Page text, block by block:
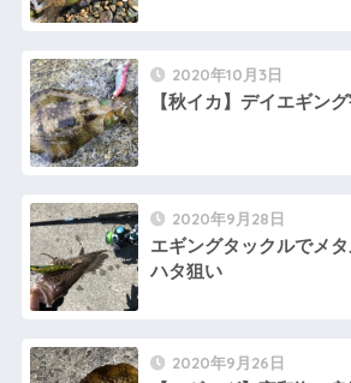
2020年10月3日
【秋イカ】デイエギン
2020年9月28日
エギングタックルでメ
ハタ狙い
2020年9月26日